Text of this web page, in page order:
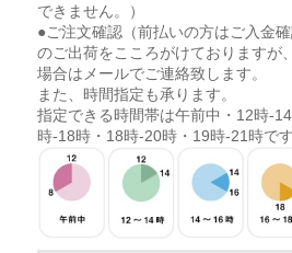
できません。）
●ご注文確認（前払いの方はご入金
のご出荷をこころがけておりますが
場合はメールでご連絡致します。
また、時間指定も承ります。
指定できる時間帯は午前中・12時-
時-18時・18時-20時・19時-21時です